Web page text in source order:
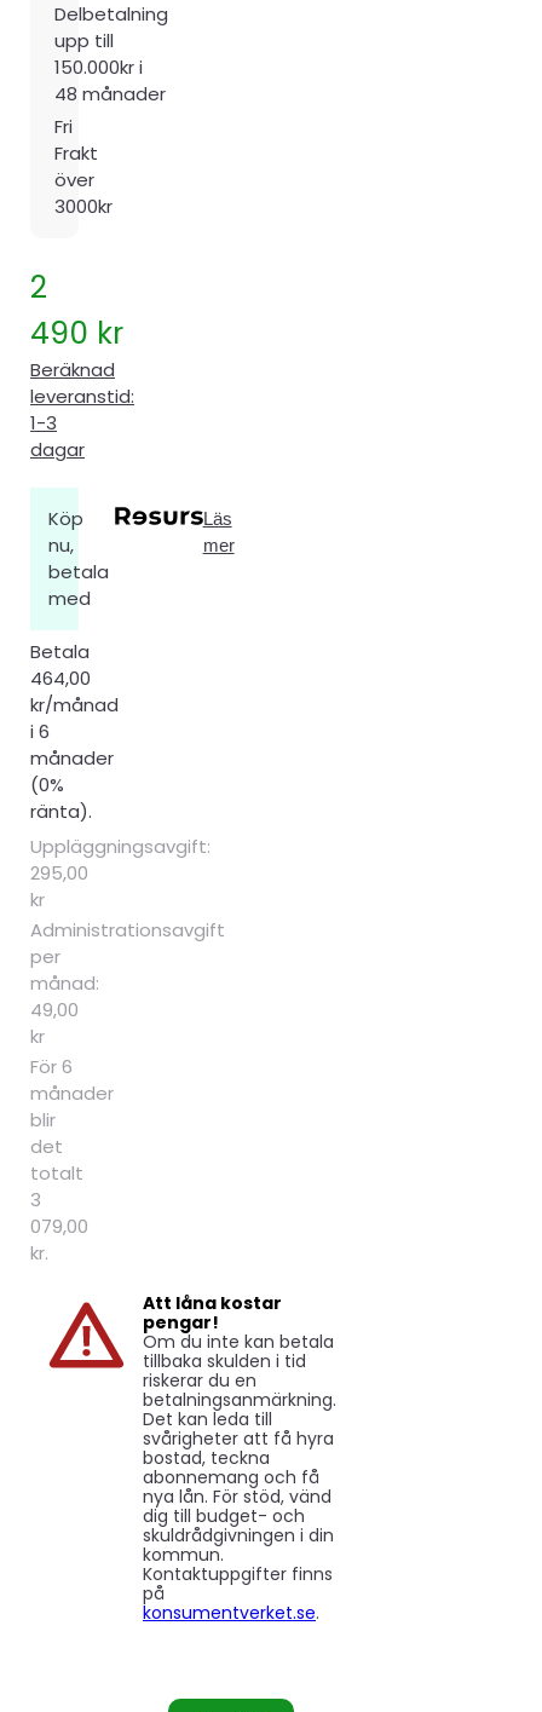
Delbetalning
upp till
150.000kr i
48 månader
Fri
Frakt
över
3000kr
2
490 kr
Beräknad
leveranstid:
1-3
dagar
Köp
nu,
betala
med
Läs
mer
Betala
464,00
kr/månad
i 6
månader
(0%
ränta).
Uppläggningsavgift:
295,00
kr
Administrationsavgift
per
månad:
49,00
kr
För 6
månader
blir
det
totalt
3
079,00
kr.
Att låna kostar
pengar!
Om du inte kan betala
tillbaka skulden i tid
riskerar du en
betalningsanmärkning.
Det kan leda till
svårigheter att få hyra
bostad, teckna
abonnemang och få
nya lån. För stöd, vänd
dig till budget- och
skuldrådgivningen i din
kommun.
Kontaktuppgifter finns
på
konsumentverket.se.